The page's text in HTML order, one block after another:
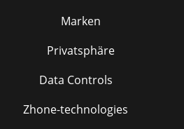
Marken
Privatsphäre
Data Controls
Zhone-technologies